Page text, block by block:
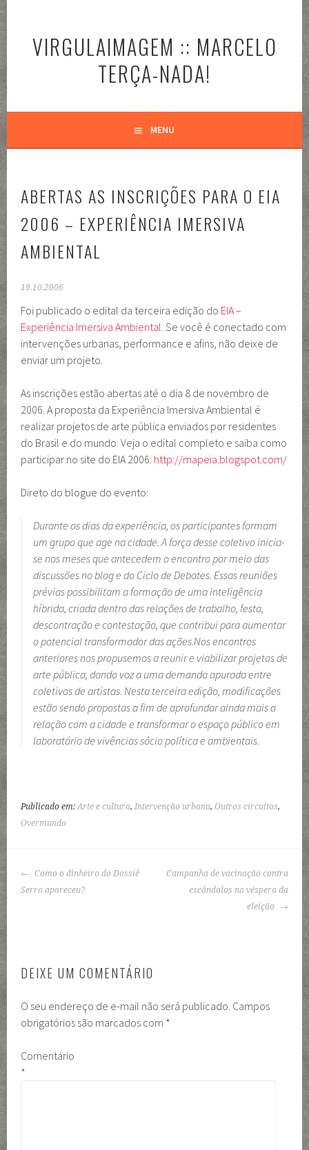
o
conteúdoVIRGULAIMAGEM :: MARCELO
TERÇA-NADA!
MENU
ABERTAS AS INSCRIÇÕES PARA O EIA
2006 – EXPERIÊNCIA IMERSIVA
AMBIENTAL
19.10.2006
Foi publicado o edital da terceira edição do EIA –
Experiência Imersiva Ambiental. Se você é conectado com
intervenções urbanas, performance e afins, não deixe de
enviar um projeto.
As inscrições estão abertas até o dia 8 de novembro de
2006. A proposta da Experiência Imersiva Ambiental é
realizar projetos de arte pública enviados por residentes
do Brasil e do mundo. Veja o edital completo e saiba como
participar no site do EIA 2006: http://mapeia.blogspot.com/
Direto do blogue do evento:
Durante os dias da experiência, os participantes formam
um grupo que age na cidade. A força desse coletivo inicia-
se nos meses que antecedem o encontro por meio das
discussões no blog e do Ciclo de Debates. Essas reuniões
prévias possibilitam a formação de uma inteligência
híbrida, criada dentro das relações de trabalho, festa,
descontração e contestação, que contribui para aumentar
o potencial transformador das ações.Nos encontros
anteriores nos propusemos a reunir e viabilizar projetos de
arte pública, dando voz a uma demanda apurada entre
coletivos de artistas. Nesta terceira edição, modificações
estão sendo propostas a fim de aprofundar ainda mais a
relação com a cidade e transformar o espaço público em
laboratório de vivências sócio política e ambientais.
Publicado em:Arte e cultura,Intervenção urbana,Outros circuitos,
Overmundo
NAVEGAÇÃO
DE
Como o dinheiro do Dossiê
Serra apareceu?
Campanha de vacinação contra
escândalos na véspera da
eleição
DEIXE UM COMENTÁRIO
O seu endereço de e-mail não será publicado. Campos
obrigatórios são marcados com *
Comentário
*